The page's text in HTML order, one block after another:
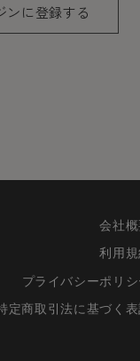
報がネットサー
登録を承認しな
に承認を取り消
ンに登録する
会社
利用
プライバシーポリ
定商取引法に基づく